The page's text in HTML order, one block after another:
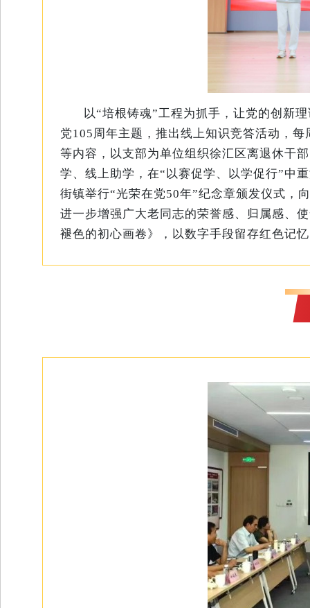
以“培根铸魂”工程为抓手，让党的创新
党105周年主题，推出线上知识竞答活动，
等内容，以支部为单位组织徐汇区离退休干
学、线上助学，在“以赛促学、以学促行”中
街镇举行“光荣在党50年”纪念章颁发仪式，
进一步增强广大老同志的荣誉感、归属感、
褪色的初心画卷》，以数字手段留存红色记